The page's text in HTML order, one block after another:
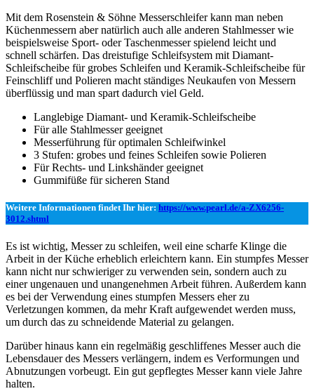
Mit dem Rosenstein & Söhne Messerschleifer kann man neben
Küchenmessern aber natürlich auch alle anderen Stahlmesser wie
beispielsweise Sport- oder Taschenmesser spielend leicht und
schnell schärfen. Das dreistufige Schleifsystem mit Diamant-
Schleifscheibe für grobes Schleifen und Keramik-Schleifscheibe für
Feinschliff und Polieren macht ständiges Neukaufen von Messern
überflüssig und man spart dadurch viel Geld.
Langlebige Diamant- und Keramik-Schleifscheibe
Für alle Stahlmesser geeignet
Messerführung für optimalen Schleifwinkel
3 Stufen: grobes und feines Schleifen sowie Polieren
Für Rechts- und Linkshänder geeignet
Gummifüße für sicheren Stand
Weitere Informationen findet Ihr hier: https://www.pearl.de/a-ZX6256-
3012.shtml
Es ist wichtig, Messer zu schleifen, weil eine scharfe Klinge die
Arbeit in der Küche erheblich erleichtern kann. Ein stumpfes Messer
kann nicht nur schwieriger zu verwenden sein, sondern auch zu
einer ungenauen und unangenehmen Arbeit führen. Außerdem kann
es bei der Verwendung eines stumpfen Messers eher zu
Verletzungen kommen, da mehr Kraft aufgewendet werden muss,
um durch das zu schneidende Material zu gelangen.
Darüber hinaus kann ein regelmäßig geschliffenes Messer auch die
Lebensdauer des Messers verlängern, indem es Verformungen und
Abnutzungen vorbeugt. Ein gut gepflegtes Messer kann viele Jahre
halten.